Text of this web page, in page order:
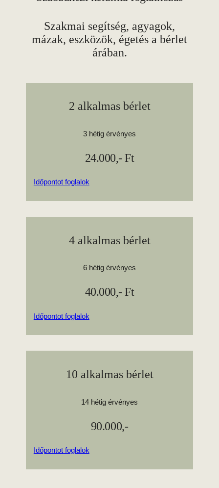
Szakmai segítség, agyagok,
mázak, eszközök, égetés a bérlet
árában.
2 alkalmas bérlet
3 hétig érvényes
24.000,- Ft
Időpontot foglalok
4 alkalmas bérlet
6 hétig érvényes
40.000,- Ft
Időpontot foglalok
10 alkalmas bérlet
14 hétig érvényes
90.000,-
Időpontot foglalok